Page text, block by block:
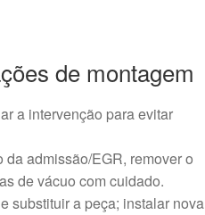
de montagem
a intervenção para evitar
admissão/EGR, remover o
de vácuo com cuidado.
substituir a peça; instalar nova